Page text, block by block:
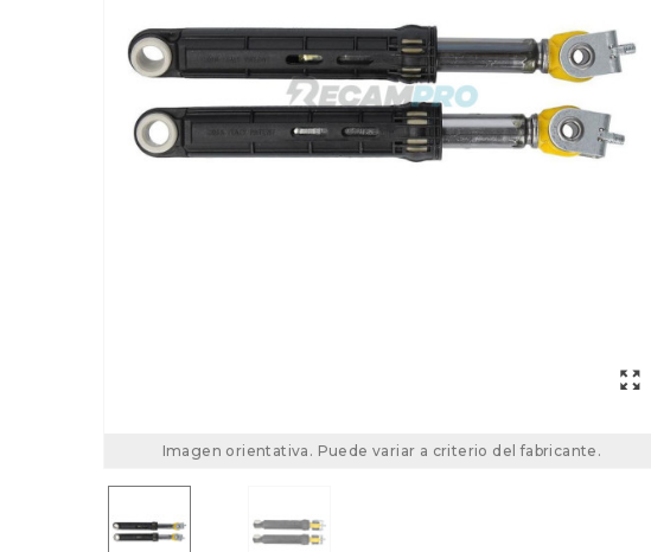
Imagen orientativa. Puede variar a criterio del fabricante.